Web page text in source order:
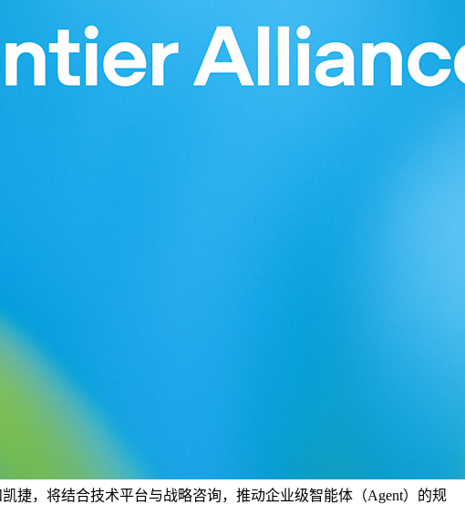
捷，将结合技术平台与战略咨询，推动企业级智能体（Agent）的规